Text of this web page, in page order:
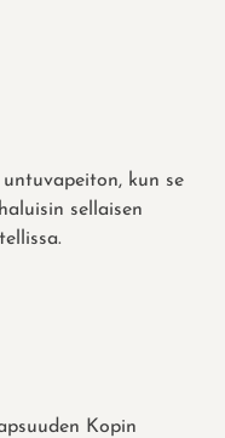
kun se
sellaisen
Kopin